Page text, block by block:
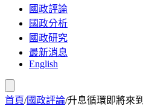
國政評論
國政分析
國政研究
最新消息
English
首頁/國政評論/升息循環即將來到